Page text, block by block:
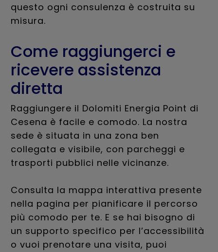
questo ogni consulenza è costruita su
misura.
Come raggiungerci e
ricevere assistenza
diretta
Raggiungere il Dolomiti Energia Point di
Cesena è facile e comodo. La nostra
sede è situata in una zona ben
collegata e visibile, con parcheggi e
trasporti pubblici nelle vicinanze.
Consulta la mappa interattiva presente
nella pagina per pianificare il percorso
più comodo per te. E se hai bisogno di
un supporto specifico per l’accessibilità
o vuoi prenotare una visita, puoi